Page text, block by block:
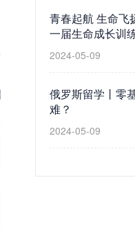
青春起航 生命
一届生命成长训
2024-05-09
俄罗斯留学丨零
难？
2024-05-09